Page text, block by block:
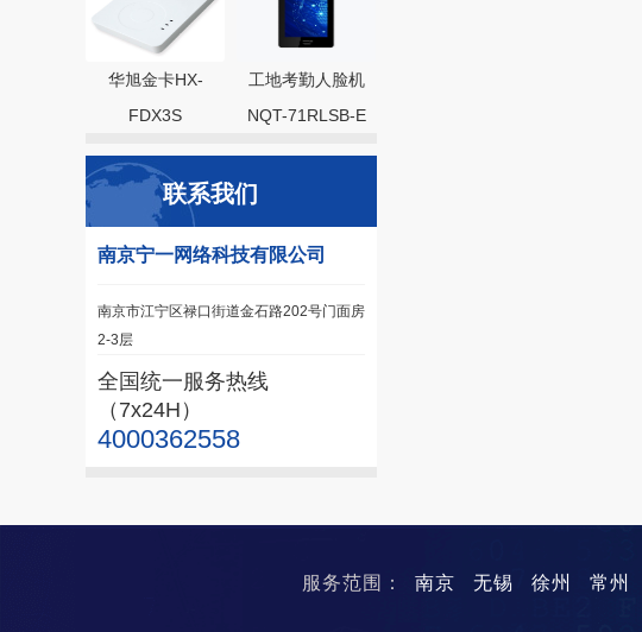
华旭金卡HX-
FDX3S
工地考勤人脸机
NQT-71RLSB-E
联系我们
南京宁一网络科技有限公司
南京市江宁区禄口街道金石路202号门面房
2-3层
全国统一服务热线
（7x24H）
4000362558
服务范围： 南京 无锡 徐州 常州